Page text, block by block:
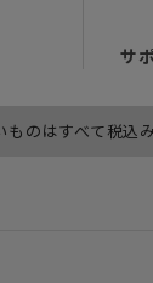
サ
のはすべて税込